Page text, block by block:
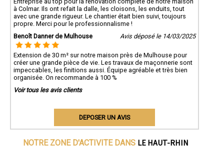
à Colmar. Ils ont refait la dalle, les cloisons, les enduits, tout
avec une grande rigueur. Le chantier était bien suivi, toujours
propre. Merci pour le professionnalisme !
Benoît Danner de Mulhouse
Avis déposé le 14/03/2025
Extension de 30 m² sur notre maison près de Mulhouse pour
créer une grande pièce de vie. Les travaux de maçonnerie sont
impeccables, les finitions aussi. Équipe agréable et très bien
organisée. On recommande à 100 %
Voir tous les avis clients
DEPOSER UN AVIS
NOTRE ZONE D'ACTIVITE DANS LE HAUT-RHIN